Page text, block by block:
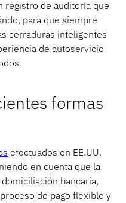
registro de auditoría que
para que siempre
cerraduras inteligentes
de autoservicio
formas
efectuados en EE.UU.
en cuenta que la
bancaria,
de pago flexible y